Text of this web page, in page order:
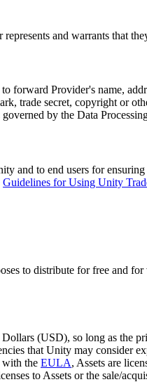
and warrants that
forward Provider's name,
trade secret, copyright or
by the Data
and to end users for
Guidelines for Using Unity
to distribute for free and
(USD), so long as
that Unity may consider
with the EULA, Assets are
to Assets or the sale/